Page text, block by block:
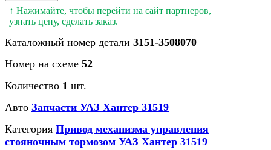
↑ Нажимайте, чтобы перейти на сайт партнеров,
узнать цену, сделать заказ.
Каталожный номер детали 3151-3508070
Номер на схеме 52
Количество 1 шт.
Авто Запчасти УАЗ Хантер 31519
Категория Привод механизма управления
стояночным тормозом УАЗ Хантер 31519